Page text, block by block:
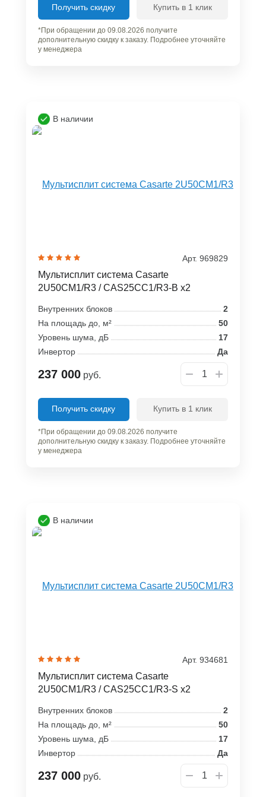
Получить скидку Купить в 1 клик
*При обращении до 09.08.2026 получите
дополнительную скидку к заказу. Подробнее уточняйте
у менеджера
В наличии
Арт. 969829
Мультисплит система Casarte
2U50CM1/R3 / CAS25CC1/R3-B x2
Внутренних блоков
2
На площадь до, м²
50
Уровень шума, дБ
17
Инвертор
Да
237 000 руб.
Получить скидку Купить в 1 клик
*При обращении до 09.08.2026 получите
дополнительную скидку к заказу. Подробнее уточняйте
у менеджера
В наличии
Арт. 934681
Мультисплит система Casarte
2U50CM1/R3 / CAS25CC1/R3-S x2
Внутренних блоков
2
На площадь до, м²
50
Уровень шума, дБ
17
Инвертор
Да
237 000 руб.